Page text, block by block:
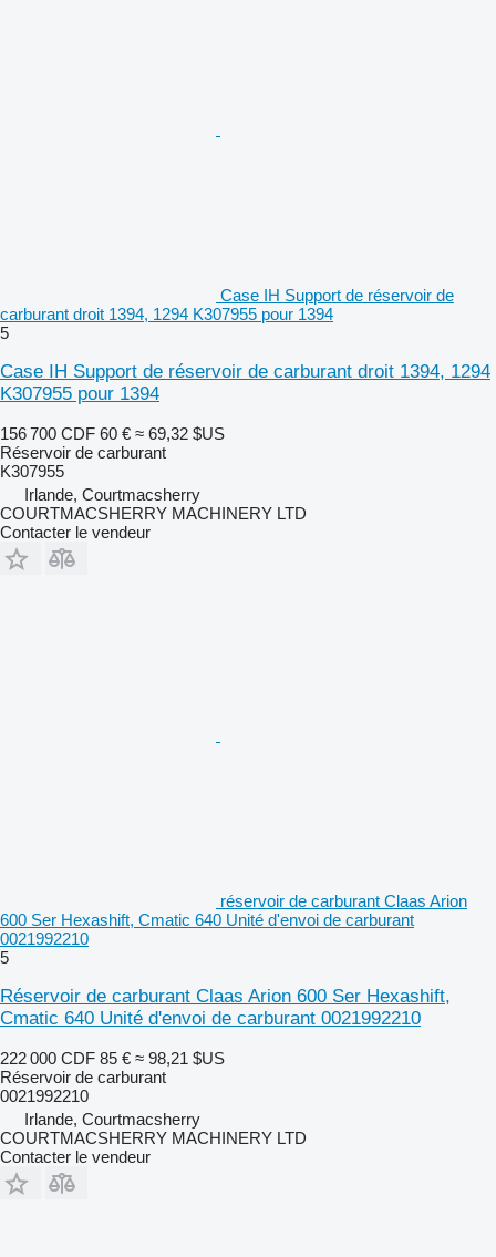
Case IH Support de réservoir de
carburant droit 1394, 1294 K307955 pour 1394
5
Case IH Support de réservoir de carburant droit 1394, 1294
K307955 pour 1394
156 700 CDF 60 € ≈ 69,32 $US
Réservoir de carburant
K307955
Irlande, Courtmacsherry
COURTMACSHERRY MACHINERY LTD
Contacter le vendeur
réservoir de carburant Claas Arion
600 Ser Hexashift, Cmatic 640 Unité d'envoi de carburant
0021992210
5
Réservoir de carburant Claas Arion 600 Ser Hexashift,
Cmatic 640 Unité d'envoi de carburant 0021992210
222 000 CDF 85 € ≈ 98,21 $US
Réservoir de carburant
0021992210
Irlande, Courtmacsherry
COURTMACSHERRY MACHINERY LTD
Contacter le vendeur